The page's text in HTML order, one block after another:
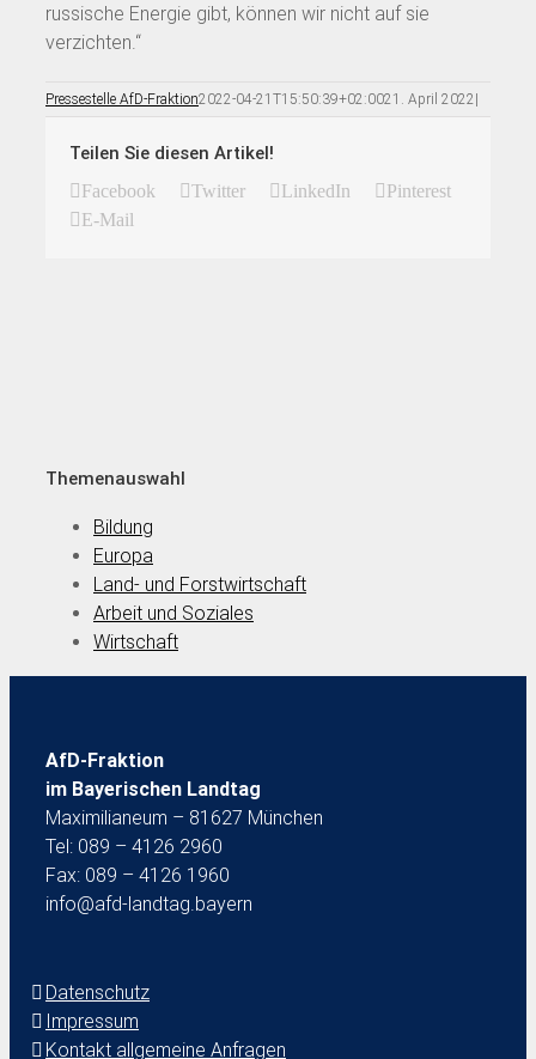
russische Energie gibt, können wir nicht auf sie
verzichten.“
Pressestelle AfD-Fraktion2022-04-21T15:50:39+02:0021. April 2022 |
Teilen Sie diesen Artikel!
Facebook Twitter LinkedIn
Pinterest
E-Mail
Themenauswahl
Bildung
Europa
Land- und Forstwirtschaft
Arbeit und Soziales
Wirtschaft
AfD-Fraktion
im Bayerischen Landtag
Maximilianeum – 81627 München
Tel: 089 – 4126 2960
Fax: 089 – 4126 1960
info@afd-landtag.bayern
Datenschutz
Impressum
Kontakt allgemeine Anfragen